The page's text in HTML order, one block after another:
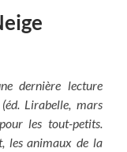
dernière lecture
Lirabelle, mars
les tout-petits.
les animaux de la